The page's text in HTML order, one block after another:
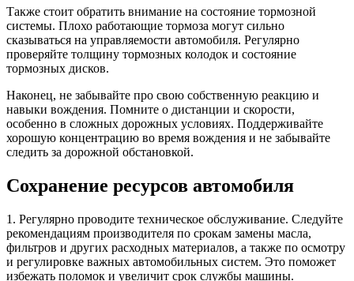
Также стоит обратить внимание на состояние тормозной
системы. Плохо работающие тормоза могут сильно
сказываться на управляемости автомобиля. Регулярно
проверяйте толщину тормозных колодок и состояние
тормозных дисков.
Наконец, не забывайте про свою собственную реакцию и
навыки вождения. Помните о дистанции и скорости,
особенно в сложных дорожных условиях. Поддерживайте
хорошую концентрацию во время вождения и не забывайте
следить за дорожной обстановкой.
Сохранение ресурсов автомобиля
1. Регулярно проводите техническое обслуживание. Следуйте
рекомендациям производителя по срокам замены масла,
фильтров и других расходных материалов, а также по осмотру
и регулировке важных автомобильных систем. Это поможет
избежать поломок и увеличит срок службы машины.